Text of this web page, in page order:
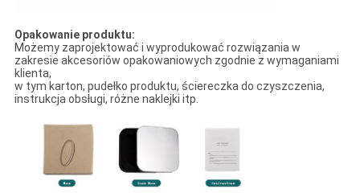
Opakowanie produktu:
Możemy zaprojektować i wyprodukować rozwiązania w
zakresie akcesoriów opakowaniowych zgodnie z wymaganiami
klienta,
w tym karton, pudełko produktu, ściereczka do czyszczenia,
instrukcja obsługi, różne naklejki itp.